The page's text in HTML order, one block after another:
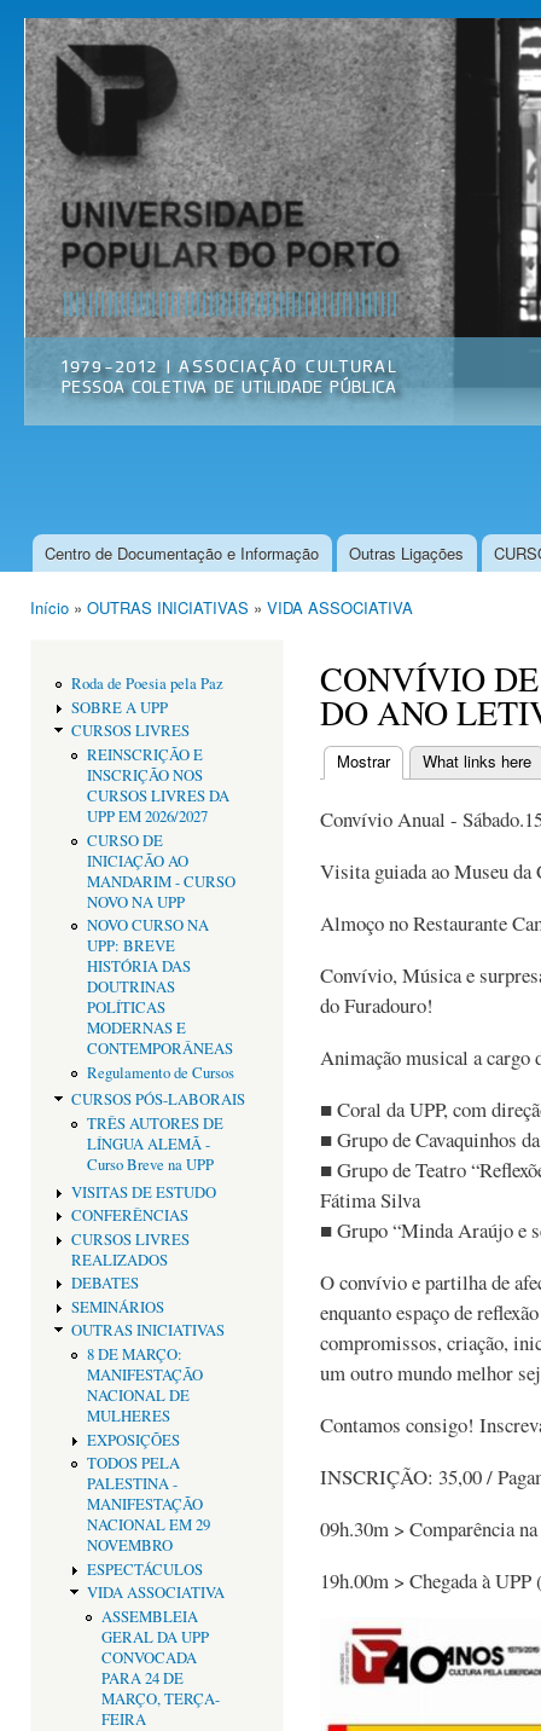
Universidade
Popular do
Porto
Associação
Cultural
Menu principal
Centro de Documentação e Informação Outras Ligações
Início » OUTRAS INICIATIVAS » VIDA ASSOCIATIVA
Roda de Poesia pela Paz
SOBRE A UPP
CURSOS LIVRES
REINSCRIÇÃO E
INSCRIÇÃO NOS
CURSOS LIVRES DA
UPP EM 2026/2027
CURSO DE
INICIAÇÃO AO
MANDARIM - CURSO
NOVO NA UPP
NOVO CURSO NA
UPP: BREVE
HISTÓRIA DAS
DOUTRINAS
POLÍTICAS
MODERNAS E
CONTEMPORÂNEAS
Regulamento de Cursos
CURSOS PÓS-LABORAIS
TRÊS AUTORES DE
LÍNGUA ALEMÃ -
Curso Breve na UPP
VISITAS DE ESTUDO
CONFERÊNCIAS
CURSOS LIVRES
REALIZADOS
DEBATES
SEMINÁRIOS
OUTRAS INICIATIVAS
8 DE MARÇO:
MANIFESTAÇÃO
NACIONAL DE
MULHERES
EXPOSIÇÕES
TODOS PELA
PALESTINA -
MANIFESTAÇÃO
NACIONAL EM 29
NOVEMBRO
ESPECTÁCULOS
VIDA ASSOCIATIVA
ASSEMBLEIA
GERAL DA UPP
CONVOCADA
PARA 24 DE
MARÇO, TERÇA-
FEIRA
CONVÍVIO
DO ANO
Separadores
Mostrar(separador ativo)
What links here
Convívio Anual -
Visita guiada ao Museu
Almoço no Restaurante
Convívio, Música e
do Furadouro!
Animação musical a cargo
■ Coral da UPP, com
■ Grupo de Cavaquinhos
■ Grupo de Teatro
Fátima Silva
■ Grupo “Minda Araújo e
O convívio e partilha de
enquanto espaço de
compromissos, criação,
um outro mundo melhor
Contamos consigo!
INSCRIÇÃO: 35,00 /
09h.30m > Comparência
19h.00m > Chegada à